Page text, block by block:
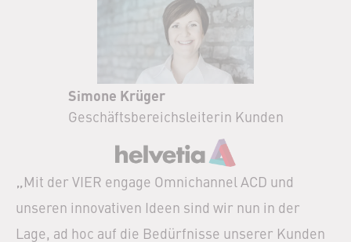
Simone Krüger
Geschäftsbereichsleiterin Kunden
„Mit der VIER engage Omnichannel ACD und
unseren innovativen Ideen sind wir nun in der
Lage, ad hoc auf die Bedürfnisse unserer Kunden